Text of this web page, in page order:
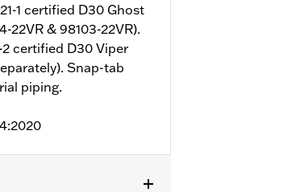
1 certified D30 Ghost
22VR & 98103-22VR).
certified D30 Viper
Snap-tab
piping.